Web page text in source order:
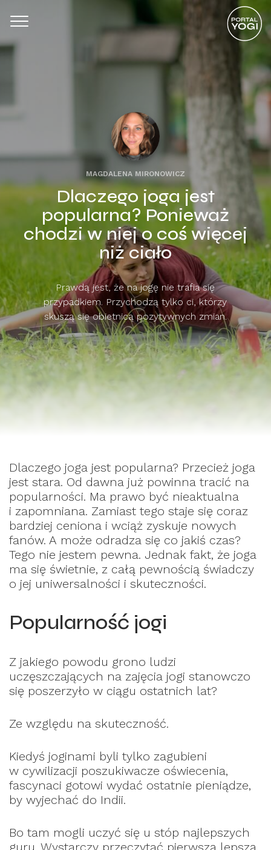
MAGDALENA MIRONOWICZ
Dlaczego joga jest
popularna? Ponieważ
chodzi w niej o coś więcej
niż ciało
Prawdą jest, że na jogę nie trafia się
przypadkiem. Przychodzą tylko ci, którzy
skuszą się obietnicą pozytywnych zmian.
Dlaczego joga jest popularna? Przecież joga
jest stara. Od dawna już powinna tracić na
popularności. Ma prawo być nieaktualna
i zapomniana. Zamiast tego staje się coraz
bardziej ceniona i wciąż zyskuje nowych
fanów. A może odradza się co jakiś czas?
Tego nie jestem pewna. Jednak fakt, że joga
ma się świetnie, z całą pewnością świadczy
o jej uniwersalności i skuteczności.
Popularność jogi
Z jakiego powodu grono ludzi
uczęszczających na zajęcia jogi stanowczo
się poszerzyło w ciągu ostatnich lat?
Ze względu na skuteczność.
Kiedyś joginami byli tylko zagubieni
w cywilizacji poszukiwacze oświecenia,
fascynaci gotowi wydać ostatnie pieniądze,
by wyjechać do Indii.
Bo tam mogli uczyć się u stóp najlepszych
guru. Wystarczy przeczytać pierwszą lepszą